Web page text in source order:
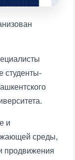
студенты-
и
среды,
продвижения